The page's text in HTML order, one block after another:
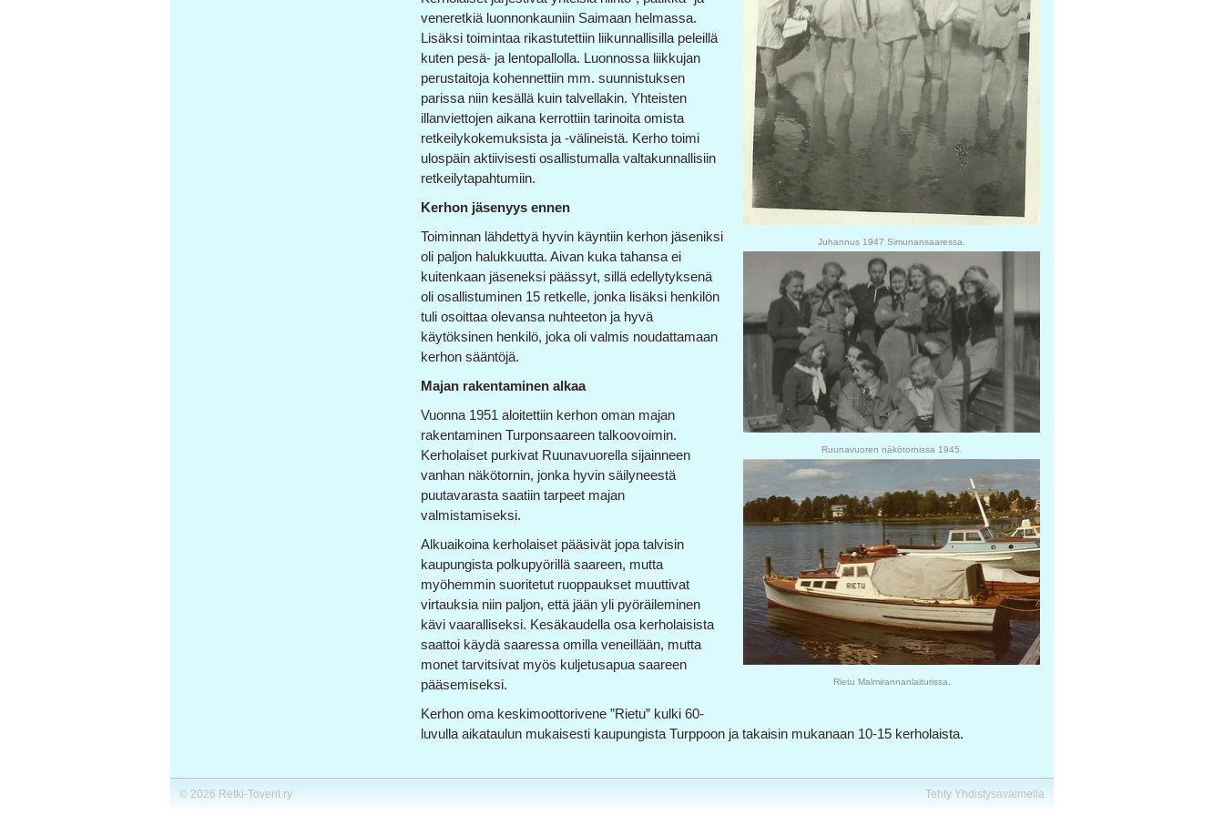
Juhannus 1947 Simunansaaressa.
Ruunavuoren näkötornissa 1945.
Rietu Malmirannanlaiturissa.
veneretkiä luonnonkauniin Saimaan helmassa.
Lisäksi toimintaa rikastutettiin liikunnallisilla peleillä
kuten pesä- ja lentopallolla. Luonnossa liikkujan
perustaitoja kohennettiin mm. suunnistuksen
parissa niin kesällä kuin talvellakin. Yhteisten
illanviettojen aikana kerrottiin tarinoita omista
retkeilykokemuksista ja -välineistä. Kerho toimi
ulospäin aktiivisesti osallistumalla valtakunnallisiin
retkeilytapahtumiin.
Kerhon jäsenyys ennen
Toiminnan lähdettyä hyvin käyntiin kerhon jäseniksi
oli paljon halukkuutta. Aivan kuka tahansa ei
kuitenkaan jäseneksi päässyt, sillä edellytyksenä
oli osallistuminen 15 retkelle, jonka lisäksi henkilön
tuli osoittaa olevansa nuhteeton ja hyvä
käytöksinen henkilö, joka oli valmis noudattamaan
kerhon sääntöjä.
Majan rakentaminen alkaa
Vuonna 1951 aloitettiin kerhon oman majan
rakentaminen Turponsaareen talkoovoimin.
Kerholaiset purkivat Ruunavuorella sijainneen
vanhan näkötornin, jonka hyvin säilyneestä
puutavarasta saatiin tarpeet majan
valmistamiseksi.
Alkuaikoina kerholaiset pääsivät jopa talvisin
kaupungista polkupyörillä saareen, mutta
myöhemmin suoritetut ruoppaukset muuttivat
virtauksia niin paljon, että jään yli pyöräileminen
kävi vaaralliseksi. Kesäkaudella osa kerholaisista
saattoi käydä saaressa omilla veneillään, mutta
monet tarvitsivat myös kuljetusapua saareen
pääsemiseksi.
Kerhon oma keskimoottorivene ”Rietu” kulki 60-
luvulla aikataulun mukaisesti kaupungista Turppoon ja takaisin mukanaan 10-15 kerholaista.
Tehty Yhdistysavaimella
© 2026 Retki-Toverit ry